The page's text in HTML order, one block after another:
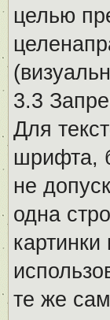
целью
3.3
Для
шрифта,
не
одна
те же